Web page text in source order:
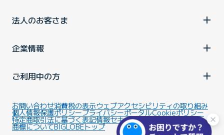
法人のお客さま
企業情報
ご利用中の方
お問い合わせ消費税の表示ウェブアクセシビリティの取り組み
個人情報保護ポリシープライバシーポータルCookieポリシー
特定商取引法に基づく表記情報セキュリティ基本方針
商標についてBIGLOBEトップ